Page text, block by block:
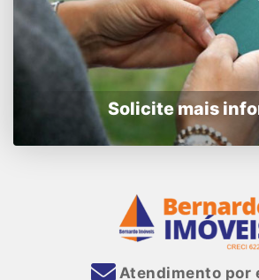
Solicite mais
Atendimento por